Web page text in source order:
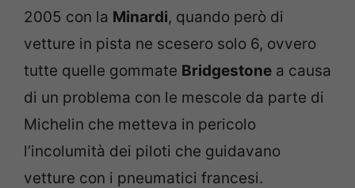
2005 con la Minardi, quando però di
vetture in pista ne scesero solo 6, ovvero
tutte quelle gommate Bridgestone a causa
di un problema con le mescole da parte di
Michelin che metteva in pericolo
l’incolumità dei piloti che guidavano
vetture con i pneumatici francesi.